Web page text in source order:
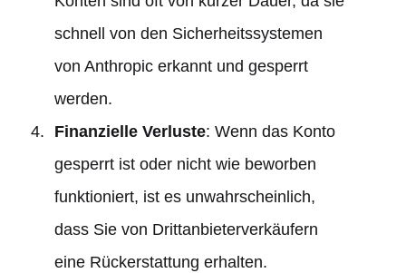
schnell von den Sicherheitssystemen
von Anthropic erkannt und gesperrt
werden.
Finanzielle Verluste: Wenn das Konto
gesperrt ist oder nicht wie beworben
funktioniert, ist es unwahrscheinlich,
dass Sie von Drittanbieterverkäufern
eine Rückerstattung erhalten.